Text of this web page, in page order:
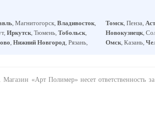
, Магнитогорск, Владивосток,
Иркутск, Тюмень, Тобольск,
, Нижний Новгород, Рязань,
Томск, Пенза,
Новокузнецк,
Омск, Казань,
«Арт Полимер» несет